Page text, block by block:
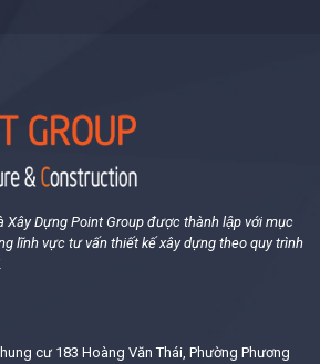
Xây Dựng Point Group được thành lập với mục
lĩnh vực tư vấn thiết kế xây dựng theo quy trình
cư 183 Hoàng Văn Thái, Phường Phương